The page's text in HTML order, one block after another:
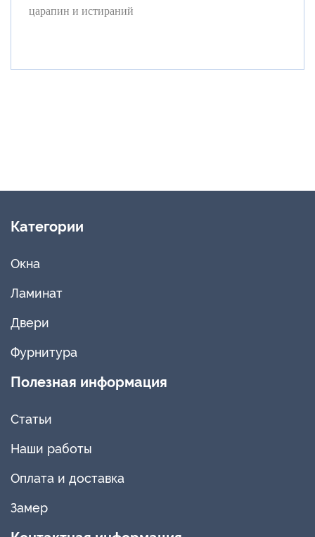
царапин и истираний
Категории
Окна
Ламинат
Двери
Фурнитура
Полезная информация
Статьи
Наши работы
Оплата и доставка
Замер